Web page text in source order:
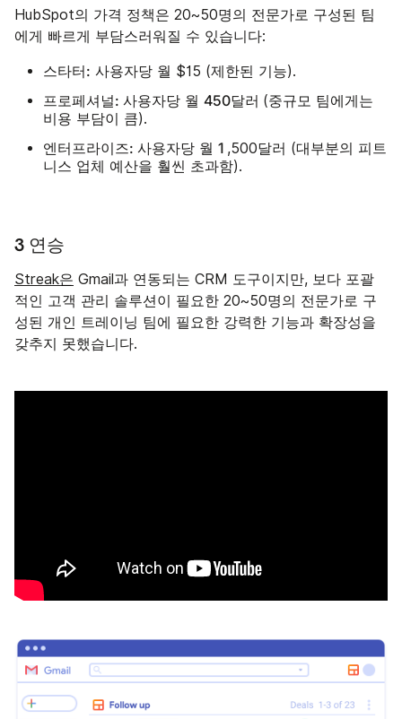
HubSpot의 가격 정책은 20~50명의 전문가로 구성된 팀
에게 빠르게 부담스러워질 수 있습니다:
스타터: 사용자당 월 $15 (제한된 기능).
프로페셔널: 사용자당 월 450달러 (중규모 팀에게는
비용 부담이 큼).
엔터프라이즈: 사용자당 월 1 ,500달러 (대부분의 피트
니스 업체 예산을 훨씬 초과함).
3 연승
Streak은 Gmail과 연동되는 CRM 도구이지만, 보다 포괄
적인 고객 관리 솔루션이 필요한 20~50명의 전문가로 구
성된 개인 트레이닝 팀에 필요한 강력한 기능과 확장성을
갖추지 못했습니다.